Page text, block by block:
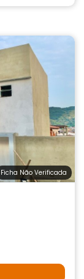
Ficha Não Verificada